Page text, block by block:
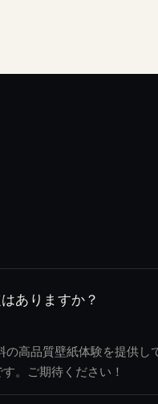
ありますか？
高品質壁紙体験を提供し
。ご期待ください！